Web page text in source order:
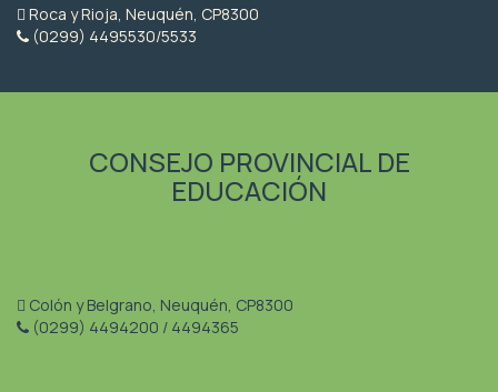
Roca y Rioja, Neuquén, CP8300
(0299) 4495530/5533
CONSEJO PROVINCIAL DE
EDUCACIÓN
Colón y Belgrano, Neuquén, CP8300
(0299) 4494200 / 4494365